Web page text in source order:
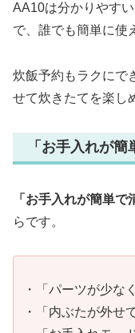
AA10は分かりやす
で、誰でも簡単に使
炊飯予約もラクにで
せて炊きたてを楽し
「お手入れが簡
「お手入れが簡単で
らです。
・「パーツが少な
・「内ぶたが外せ